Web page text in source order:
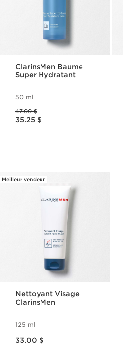
ClarinsMen Baume
Super Hydratant
50 ml
47.00 $
Nouveau prix 35.25 $
35.25 $
Meilleur vendeur
Nettoyant Visage
ClarinsMen
125 ml
33.00 $